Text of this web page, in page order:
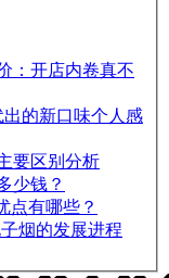
：开店内卷真不
的新口味个人感
要区别分析
少钱？
点有哪些？
烟的发展进程